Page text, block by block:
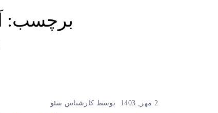
برچسب:
2 مهر, 1403 توسط کارشناس سئو